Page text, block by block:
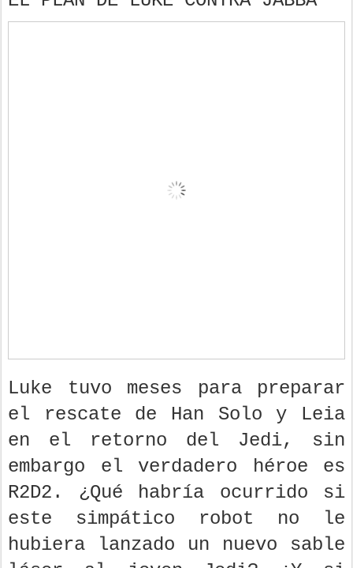
Luke tuvo meses para preparar
el rescate de Han Solo y Leia
en el retorno del Jedi, sin
embargo el verdadero héroe es
R2D2. ¿Qué habría ocurrido si
este simpático robot no le
hubiera lanzado un nuevo sable